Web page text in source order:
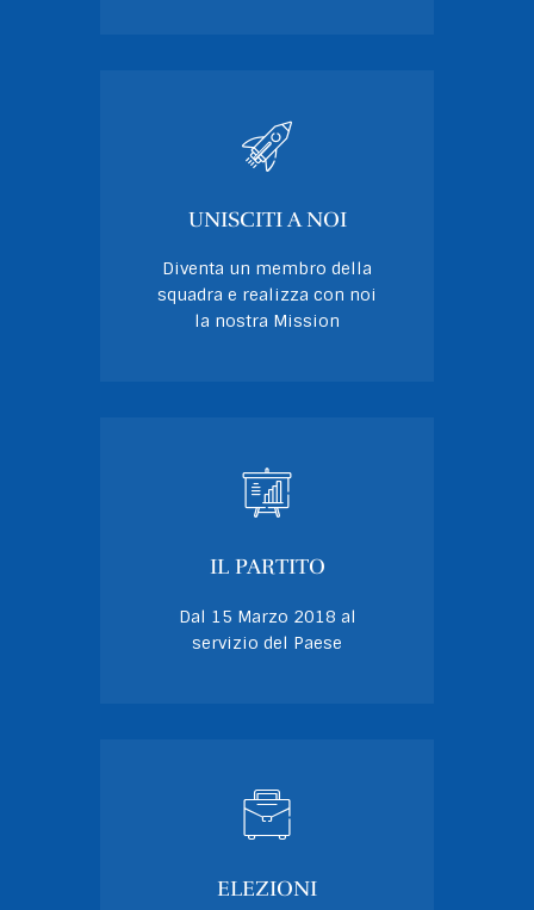
UNISCITI A NOI
Diventa un membro della
squadra e realizza con noi
la nostra Mission
IL PARTITO
Dal 15 Marzo 2018 al
servizio del Paese
ELEZIONI